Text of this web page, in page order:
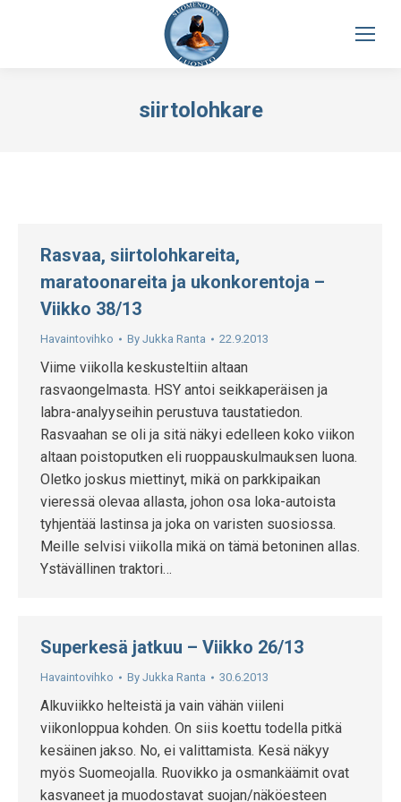
siirtolohkare
Rasvaa, siirtolohkareita,
maratoonareita ja ukonkorentoja –
Viikko 38/13
Havaintovihko By Jukka Ranta 22.9.2013
Viime viikolla keskusteltiin altaan
rasvaongelmasta. HSY antoi seikkaperäisen ja
labra-analyyseihin perustuva taustatiedon.
Rasvaahan se oli ja sitä näkyi edelleen koko viikon
altaan poistoputken eli ruoppauskulmauksen luona.
Oletko joskus miettinyt, mikä on parkkipaikan
vieressä olevaa allasta, johon osa loka-autoista
tyhjentää lastinsa ja joka on varisten suosiossa.
Meille selvisi viikolla mikä on tämä betoninen allas.
Ystävällinen traktori…
Superkesä jatkuu – Viikko 26/13
Havaintovihko By Jukka Ranta 30.6.2013
Alkuviikko helteistä ja vain vähän viileni
viikonloppua kohden. On siis koettu todella pitkä
kesäinen jakso. No, ei valittamista. Kesä näkyy
myös Suomeojalla. Ruovikko ja osmankäämit ovat
kasvaneet ja muodostavat suojan/näköesteen